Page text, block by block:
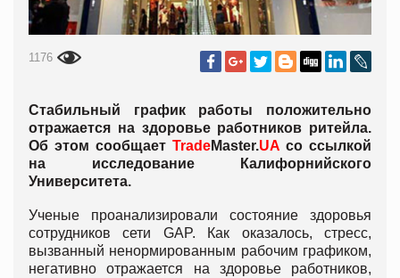
1176
Стабильный график работы положительно
отражается на здоровье работников ритейла.
Об этом сообщает TradeMaster.UA со ссылкой
на исследование Калифорнийского
Университета.
Ученые проанализировали состояние здоровья
сотрудников сети GAP. Как оказалось, стресс,
вызванный ненормированным рабочим графиком,
негативно отражается на здоровье работников,